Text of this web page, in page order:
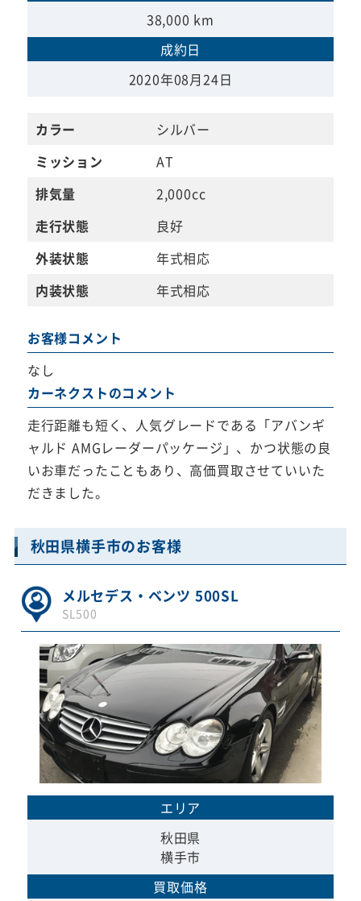
38,000 km
成約日
2020年08月24日
カラー
シルバー
ミッション
AT
排気量
2,000cc
走行状態
良好
外装状態
年式相応
内装状態
年式相応
お客様コメント
なし
カーネクストのコメント
走行距離も短く、人気グレードである「アバンギ
ャルド AMGレーダーパッケージ」、かつ状態の良
いお車だったこともあり、高価買取させていいた
だきました。
秋田県横手市のお客様
メルセデス・ベンツ 500SL
SL500
エリア
秋田県
横手市
買取価格